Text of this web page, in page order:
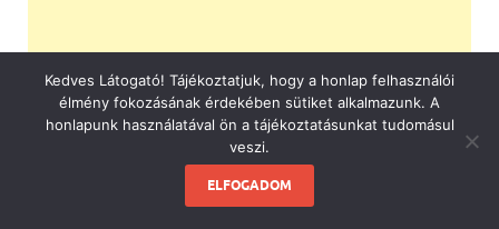
Kedves Látogató! Tájékoztatjuk, hogy a honlap felhasználói
élmény fokozásának érdekében sütiket alkalmazunk. A
honlapunk használatával ön a tájékoztatásunkat tudomásul
veszi.
ELFOGADOM